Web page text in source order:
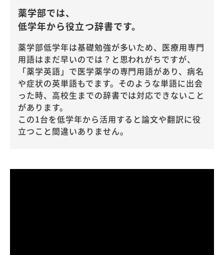
薬学部では、
低学年から役立つ辞書です。
薬学部低学年は基礎勉強が多いため、医療用専門
用語はまだ早いのでは？と思われがちですが、
「薬学英語」で医学薬学の専門用語があり、病名
や症状の英単語もでます。そのような単語に出会
った時、高校生までの辞書では対応できないこと
があります。
この1台を低学年から活用すると論文や翻訳に役
立つこと間違いありません。